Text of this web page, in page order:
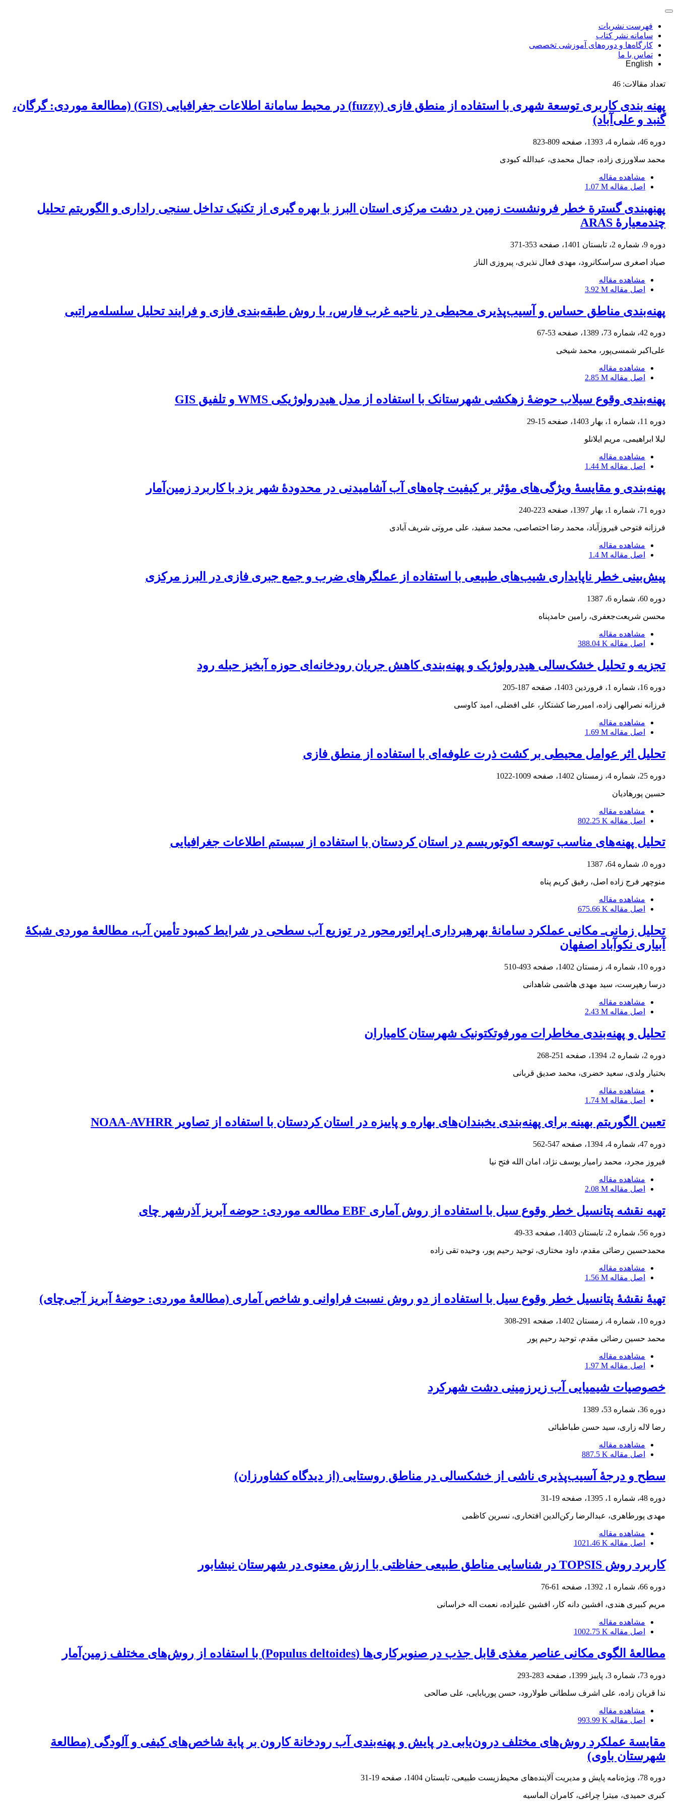
فهرست نشریات
سامانه نشر کتاب
کارگاه‌ها و دوره‌های آموزشی تخصصی
تماس با ما
English
تعداد مقالات: 46
پهنه بندی کاربری توسعة شهری با استفاده از منطق فازی (fuzzy) در محیط سامانة اطلاعات جغرافیایی (GIS) (مطالعة موردی: گرگان،
گنبد و علی‌‌آباد)
دوره 46، شماره 4، 1393، صفحه 809-823
محمد سلاورزی زاده، جمال محمدی، عبدالله کبودی
مشاهده مقاله
اصل مقاله 1.07 M
پهنهبندی گسترة خطر فرونشست زمین در دشت مرکزی استان البرز با بهره گیری از تکنیک تداخل سنجی راداری و الگوریتم تحلیل
چندمعیارۀ ARAS
دوره 9، شماره 2، تابستان 1401، صفحه 353-371
صیاد اصغری سراسکانرود، مهدی فعال نذیری، پیروزی الناز
مشاهده مقاله
اصل مقاله 3.92 M
پهنه‌بندی مناطق حساس و آسیب‌پذیری محیطی در ناحیه غرب فارس، با روش طبقه‌بندی فازی و فرایند تحلیل سلسله‌مراتبی
دوره 42، شماره 73، 1389، صفحه 53-67
علی‌اکبر شمسی‌پور، محمد شیخی
مشاهده مقاله
اصل مقاله 2.85 M
پهنه‌بندی وقوع سیلاب حوضۀ زهکشی شهرستانک با استفاده از مدل هیدرولوژیکی WMS و تلفیق GIS
دوره 11، شماره 1، بهار 1403، صفحه 15-29
لیلا ابراهیمی، مریم ایلانلو
مشاهده مقاله
اصل مقاله 1.44 M
پهنه‌بندی و مقایسۀ ویژگی‌های مؤثر بر کیفیت چاه‌های آب آشامیدنی در محدودۀ شهر یزد با کاربرد زمین‌آمار
دوره 71، شماره 1، بهار 1397، صفحه 223-240
فرزانه فتوحی فیروزآباد، محمد رضا اختصاصی، محمد سفید، علی مروتی شریف آبادی
مشاهده مقاله
اصل مقاله 1.4 M
پیش‌بینی خطر ناپایداری شیب‌های طبیعی با استفاده از عملگرهای ضرب و جمع جبری فازی در البرز مرکزی
دوره 60، شماره 6، 1387
محسن شریعت‌جعفری، رامین حامدپناه
مشاهده مقاله
اصل مقاله 388.04 K
تجزیه و تحلیل خشک‌سالی هیدرولوژیک و پهنه‌بندی کاهش جریان رودخانه‌ای حوزه آبخیز حبله رود
دوره 16، شماره 1، فروردین 1403، صفحه 187-205
فرزانه نصرالهی زاده، امیررضا کشتکار، علی افضلی، امید کاوسی
مشاهده مقاله
اصل مقاله 1.69 M
تحلیل اثر عوامل محیطی بر کشت ذرت علوفه‌ای با استفاده از منطق فازی
دوره 25، شماره 4، زمستان 1402، صفحه 1009-1022
حسین پورهادیان
مشاهده مقاله
اصل مقاله 802.25 K
تحلیل پهنه‌های مناسب توسعه اکوتوریسم در استان کردستان با استفاده از سیستم اطلاعات جغرافیایی
دوره 0، شماره 64، 1387
منوچهر فرج زاده اصل، رفیق کریم پناه
مشاهده مقاله
اصل مقاله 675.66 K
تحلیل زمانی‌ـ مکانی عملکرد سامانۀ بهره‏برداری اپراتور‌محور در توزیع آب سطحی در شرایط کمبود تأمین آب، مطالعۀ موردی شبکۀ
آبیاری نکوآباد اصفهان
دوره 10، شماره 4، زمستان 1402، صفحه 493-510
درسا رهپرست، سید مهدی هاشمی شاهدانی
مشاهده مقاله
اصل مقاله 2.43 M
تحلیل و پهنه‌بندی مخاطرات مورفوتکتونیک شهرستان کامیاران
دوره 2، شماره 2، 1394، صفحه 251-268
بختیار ولدی، سعید خضری، محمد صدیق قربانی
مشاهده مقاله
اصل مقاله 1.74 M
تعیین الگوریتم بهینه برای پهنه‌بندی یخبندان‌های بهاره و پاییزه در استان کردستان با استفاده از تصاویر NOAA-AVHRR
دوره 47، شماره 4، 1394، صفحه 547-562
فیروز مجرد، محمد رامیار یوسف نژاد، امان الله فتح نیا
مشاهده مقاله
اصل مقاله 2.08 M
تهیه نقشه پتانسیل خطر وقوع سیل با استفاده از روش آماری EBF مطالعه موردی: حوضه آبریز آذرشهر چای
دوره 56، شماره 2، تابستان 1403، صفحه 33-49
محمدحسین رضائی مقدم، داود مختاری، توحید رحیم پور، وحیده تقی زاده
مشاهده مقاله
اصل مقاله 1.56 M
تهیۀ نقشۀ پتانسیل خطر وقوع سیل با استفاده از دو روش نسبت فراوانی و شاخص آماری (مطالعۀ موردی: حوضۀ آبریز آجی‌چای)
دوره 10، شماره 4، زمستان 1402، صفحه 291-308
محمد حسین رضائی مقدم، توحید رحیم پور
مشاهده مقاله
اصل مقاله 1.97 M
خصوصیات شیمیایی آب زیرزمینی دشت شهرکرد
دوره 36، شماره 53، 1389
رضا لاله زاری، سید حسن طباطبائی
مشاهده مقاله
اصل مقاله 887.5 K
سطح و درجۀ آسیب‌پذیری ناشی از خشکسالی در مناطق روستایی (از دیدگاه کشاورزان)
دوره 48، شماره 1، 1395، صفحه 19-31
مهدی پورطاهری، عبدالرضا رکن‌الدین افتخاری، نسرین کاظمی
مشاهده مقاله
اصل مقاله 1021.46 K
کاربرد روش TOPSIS در شناسایی مناطق طبیعی حفاظتی با ارزش معنوی در شهرستان نیشابور
دوره 66، شماره 1، 1392، صفحه 61-76
مریم کبیری هندی، افشین دانه کار، افشین علیزاده، نعمت اله خراسانی
مشاهده مقاله
اصل مقاله 1002.75 K
مطالعۀ الگوی مکانی عناصر مغذی قابل جذب در صنوبرکاری‌ها (Populus deltoides) با استفاده از روش‌های مختلف زمین‌آمار
دوره 73، شماره 3، پاییز 1399، صفحه 283-293
ندا قربان زاده، علی اشرف سلطانی طولارود، حسن پوربابایی، علی صالحی
مشاهده مقاله
اصل مقاله 993.99 K
مقایسة عملکرد روش‌های مختلف درون‌یابی در پایش و پهنه‌بندی آب رودخانة کارون بر پایة شاخص‌های کیفی و آلودگی (مطالعة
شهرستان باوی)
دوره 78، ویژه‌نامه پایش و مدیریت آلاینده‌های محیط‌زیست طبیعی، تابستان 1404، صفحه 19-31
کبری حمیدی، میترا چراغی، کامران الماسیه